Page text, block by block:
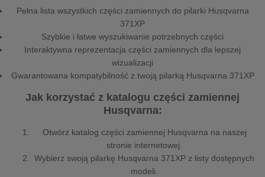
Pełna lista wszystkich części zamiennych do pilarki Husqvarna
371XP
Szybkie i łatwe wyszukiwanie potrzebnych części
Interaktywna reprezentacja części zamiennych dla lepszej
wizualizacji
Gwarantowana kompatybilność z twoją pilarką Husqvarna 371XP
Jak korzystać z katalogu części zamiennej
Husqvarna:
Otwórz katalog części zamiennej Husqvarna na naszej
stronie internetowej.
Wybierz swoją pilarkę Husqvarna 371XP z listy dostępnych
modeli.